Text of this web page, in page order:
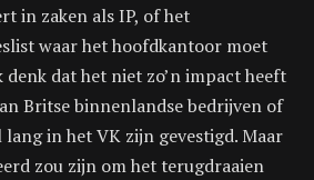
in zaken als IP, of het
waar het hoofdkantoor moet
denk dat het niet zo’n impact heeft
Britse binnenlandse bedrijven of
in het VK zijn gevestigd. Maar
zou zijn om het terugdraaien